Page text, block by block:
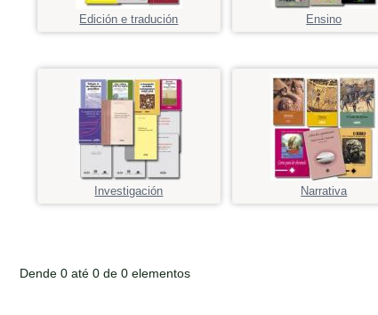
Edición e tradución Ensino
Investigación Narrativa
Dende 0 até 0 de 0 elementos